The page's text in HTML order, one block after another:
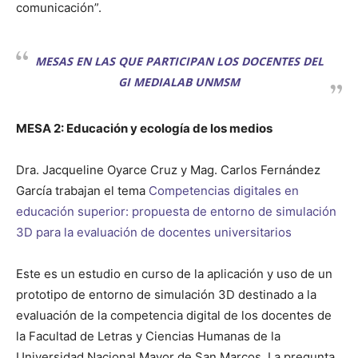
comunicación”.
MESAS EN LAS QUE PARTICIPAN LOS DOCENTES DEL
GI MEDIALAB UNMSM
MESA 2: Educación y ecología de los medios
Dra. Jacqueline Oyarce Cruz y Mag. Carlos Fernández
García trabajan el tema Competencias digitales en
educación superior: propuesta de entorno de simulación
3D para la evaluación de docentes universitarios
Este es un estudio en curso de la aplicación y uso de un
prototipo de entorno de simulación 3D destinado a la
evaluación de la competencia digital de los docentes de
la Facultad de Letras y Ciencias Humanas de la